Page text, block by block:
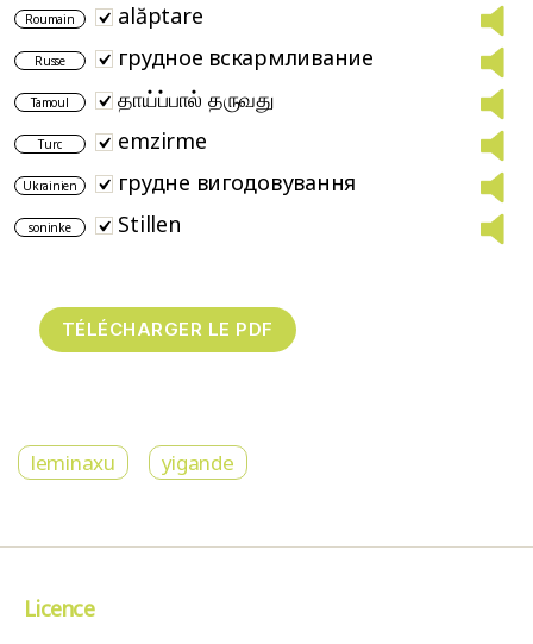
Roumain alăptare
Russe грудное вскармливание
Tamoul தாய்ப்பால் தருவது
Turc emzirme
Ukrainien грудне вигодовування
soninke Stillen
leminaxu yigande
Licence